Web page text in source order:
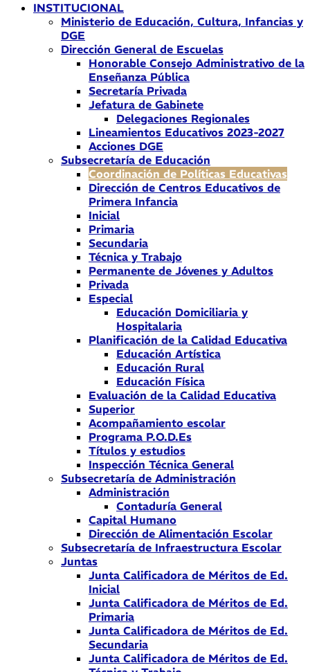
INSTITUCIONAL
Ministerio de Educación, Cultura, Infancias y
DGE
Dirección General de Escuelas
Honorable Consejo Administrativo de la
Enseñanza Pública
Secretaría Privada
Jefatura de Gabinete
Delegaciones Regionales
Lineamientos Educativos 2023-2027
Acciones DGE
Subsecretaría de Educación
Coordinación de Políticas Educativas
Dirección de Centros Educativos de
Primera Infancia
Inicial
Primaria
Secundaria
Técnica y Trabajo
Permanente de Jóvenes y Adultos
Privada
Especial
Educación Domiciliaria y
Hospitalaria
Planificación de la Calidad Educativa
Educación Artística
Educación Rural
Educación Física
Evaluación de la Calidad Educativa
Superior
Acompañamiento escolar
Programa P.O.D.Es
Títulos y estudios
Inspección Técnica General
Subsecretaría de Administración
Administración
Contaduría General
Capital Humano
Dirección de Alimentación Escolar
Subsecretaría de Infraestructura Escolar
Juntas
Junta Calificadora de Méritos de Ed.
Inicial
Junta Calificadora de Méritos de Ed.
Primaria
Junta Calificadora de Méritos de Ed.
Secundaria
Junta Calificadora de Méritos de Ed.